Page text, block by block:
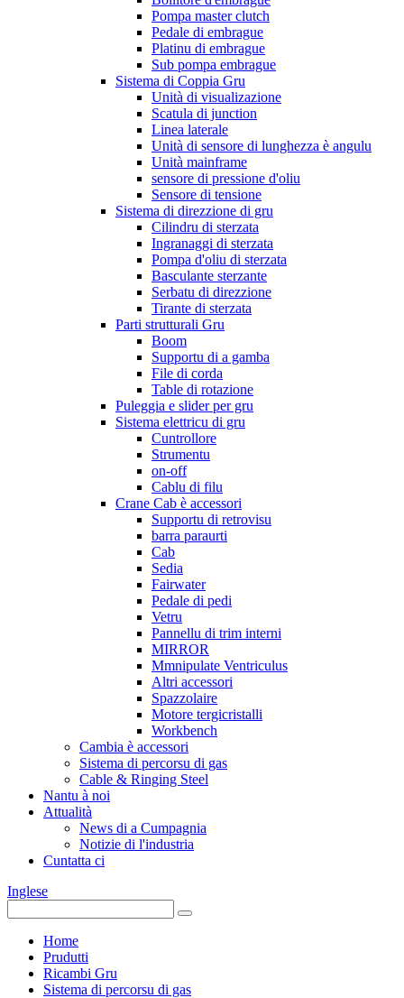
Pompa master clutch
Pedale di embrague
Platinu di embrague
Sub pompa embrague
Sistema di Coppia Gru
Unità di visualizazione
Scatula di junction
Linea laterale
Unità di sensore di lunghezza è angulu
Unità mainframe
sensore di pressione d'oliu
Sensore di tensione
Sistema di direzzione di gru
Cilindru di sterzata
Ingranaggi di sterzata
Pompa d'oliu di sterzata
Basculante sterzante
Serbatu di direzzione
Tirante di sterzata
Parti strutturali Gru
Boom
Supportu di a gamba
File di corda
Table di rotazione
Puleggia e slider per gru
Sistema elettricu di gru
Cuntrollore
Strumentu
on-off
Cablu di filu
Crane Cab è accessori
Supportu di retrovisu
barra paraurti
Cab
Sedia
Fairwater
Pedale di pedi
Vetru
Pannellu di trim interni
MIRROR
Mmnipulate Ventriculus
Altri accessori
Spazzolaire
Motore tergicristalli
Workbench
Cambia è accessori
Sistema di percorsu di gas
Cable & Ringing Steel
Nantu à noi
Attualità
News di a Cumpagnia
Notizie di l'industria
Cuntatta ci
Inglese
Home
Prudutti
Ricambi Gru
Sistema di percorsu di gas